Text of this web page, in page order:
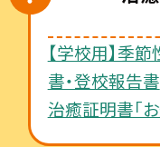
【学校用】季
書・登校報告書
治癒証明書「